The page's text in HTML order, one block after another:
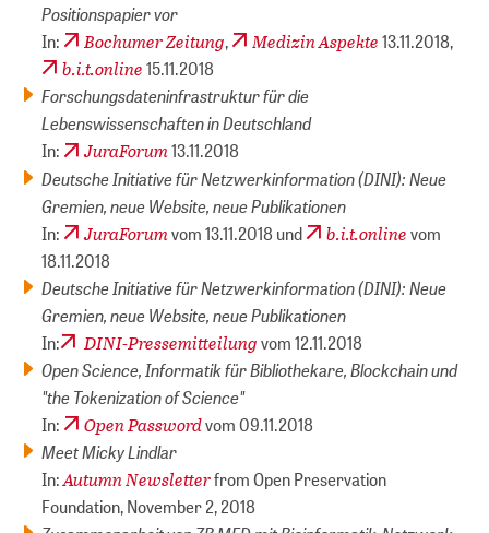
Positionspapier vor
In: Bochumer Zeitung, Medizin Aspekte13.11.2018,
b.i.t.online15.11.2018
Forschungsdateninfrastruktur für die
Lebenswissenschaften in Deutschland
In: JuraForum13.11.2018
Deutsche Initiative für Netzwerkinformation (DINI): Neue
Gremien, neue Website, neue Publikationen
In: JuraForumvom 13.11.2018 und b.i.t.onlinevom
18.11.2018
Deutsche Initiative für Netzwerkinformation (DINI): Neue
Gremien, neue Website, neue Publikationen
In: DINI-Pressemitteilungvom 12.11.2018
Open Science, Informatik für Bibliothekare, Blockchain und
"the Tokenization of Science"
In: Open Passwordvom 09.11.2018
Meet Micky Lindlar
In:Autumn Newsletterfrom Open Preservation
Foundation, November 2, 2018